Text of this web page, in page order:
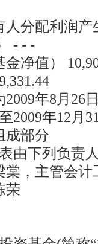
人分配利润
- - -
净值）
年8月26
2009年12月
成部分
由下列负责
，主管会计
荣